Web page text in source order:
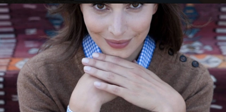
Outdoor High Fashion